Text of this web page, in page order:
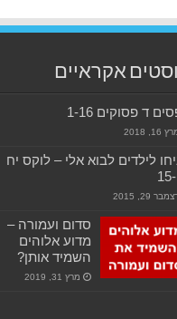
אקראיים
ד פסוקים 1-16
16, 2018
לילדים לבוא אלי – לוקס יח
29, 2015
סדום ועמורה –
מדוע אלוהים
השמיד אותן?
מרץ 31, 2019